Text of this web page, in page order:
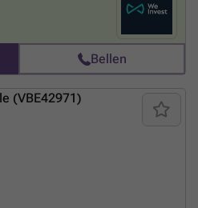
des propriétaires. Informations
Bellen